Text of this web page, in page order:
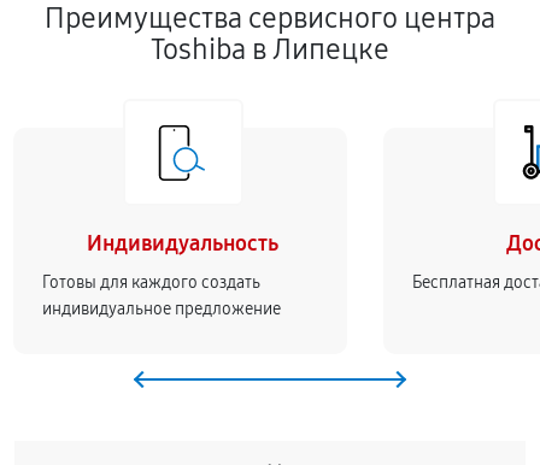
Преимущества сервисного центра
Toshiba в Липецке
Индивидуальность
Готовы для каждого создать
индивидуальное предложение
Бесплатная